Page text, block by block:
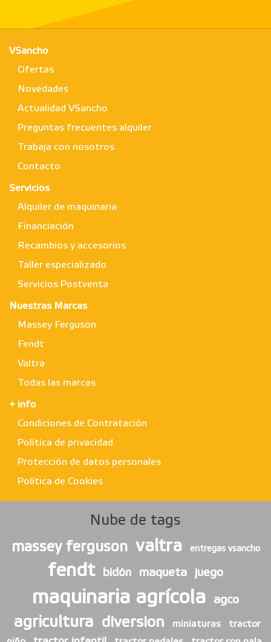
VSancho
Ofertas
Novedades
Actualidad VSancho
Preguntas frecuentes alquiler
Trabaja con nosotros
Contacto
Servicios
Alquiler de maquinaria
Financiación
Recambios y accesorios
Taller especializado
Servicios Postventa
Nuestras Marcas
Massey Ferguson
Fendt
Valtra
Todas las marcas
+ info
Condiciones de Contratación
Política de privacidad
Protección de datos personales
Política de Cookies
Nube de tags
massey ferguson
valtra entregas vsancho
fendt bidón maqueta juego
maquinaria agrícola agco
agricultura diversion miniaturas tractor